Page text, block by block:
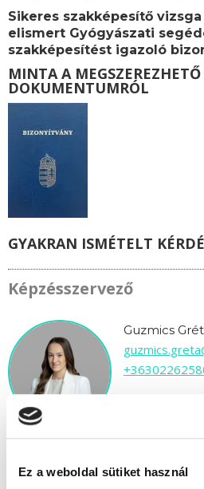
Ez a weboldal sütiket használ
Sikeres szakképesítő
elismert Gyógyászati
szakképesítést igazoló
MINTA A MEGSZEREZHETŐ
DOKUMENTUMRÓL
GYAKRAN ISMÉTELT
Képzésszervező
Guzmics